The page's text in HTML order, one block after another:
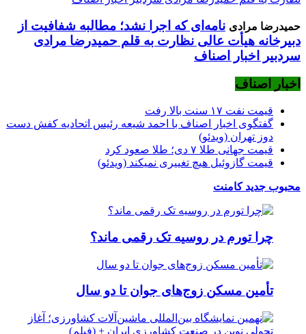
حمیدرضا مرادی نامه‌ای که اجرا نشد؛ مطالبه شفافیت از
دبیرخانه هیأت عالی نظارت به قلم حمیدرضا مرادی
سردبیر اخبار اصناف
اخبار اصناف
قیمت نفت ۱۷ سنت بالا رفت
گفتگوی اخبار اصناف با احمد شیعه رئیس اتحادیه کفش دست
دوز تهران (ویدئو)
قیمت جهانی طلا ۷ دی؛ طلا صعود کرد
قیمت گازوئیل هیچ تغییری نمیکند (ویدئو)
محبوب جدیدکامنت
چرا تورم در روسیه تک رقمی ماند؟
تأمین مسکن زوج‌های جوان تا دو سال